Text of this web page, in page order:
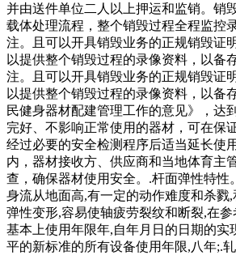
并由送件单位二人以上押运和监销。销
载体处理流程，整个销毁过程全程监控
注。且可以开具销毁业务的正规销毁证
以提供整个销毁过程的录像资料，以备
注。且可以开具销毁业务的正规销毁证
以提供整个销毁过程的录像资料，以备
民健身器材配建管理工作的意见》，达
完好、不影响正常使用的器材，可在保
经过必要的安全检测程序后适当延长使
内，器材接收方、供应商和当地体育主
查，确保器材使用安全。.杆面弹性特性
身流从地面高,有一定的动作难度和杀戮
弹性变形,容易使轴疲劳裂纹和断裂,在
基本上使用年限年,自年月日的日期的实
平的新标准的所有设备使用年限,八年;.